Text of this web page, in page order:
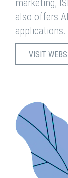
marketing,
also offers
applications.
VISIT